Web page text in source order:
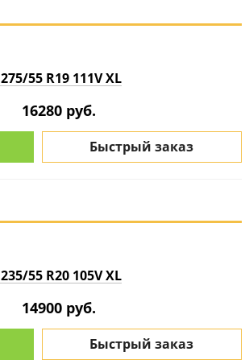
275/55 R19 111V XL
16280 руб.
Быстрый заказ
235/55 R20 105V XL
14900 руб.
Быстрый заказ